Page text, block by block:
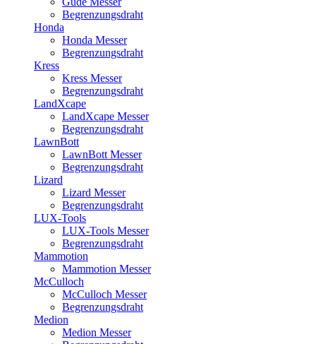
Begrenzungsdraht
Honda
Honda Messer
Begrenzungsdraht
Kress
Kress Messer
Begrenzungsdraht
LandXcape
LandXcape Messer
Begrenzungsdraht
LawnBott
LawnBott Messer
Begrenzungsdraht
Lizard
Lizard Messer
Begrenzungsdraht
LUX-Tools
LUX-Tools Messer
Begrenzungsdraht
Mammotion
Mammotion Messer
McCulloch
McCulloch Messer
Begrenzungsdraht
Medion
Medion Messer